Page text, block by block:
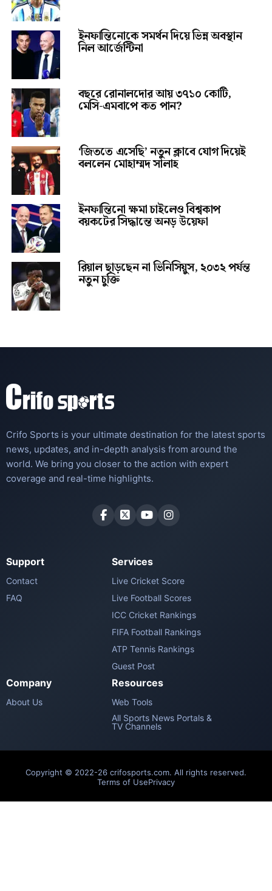
ইনফান্তিনোকে সমর্থন দিয়ে ভিন্ন অবস্থান
নিল আর্জেন্টিনা
বছরে রোনালদোর আয় ৩৭১০ কোটি,
মেসি-এমবাপে কত পান?
‘জিততে এসেছি’ নতুন ক্লাবে যোগ দিয়েই
বললেন মোহাম্মদ সালাহ
ইনফান্তিনো ক্ষমা চাইলেও বিশ্বকাপ
বয়কটের সিদ্ধান্তে অনড় উয়েফা
রিয়াল ছাড়ছেন না ভিনিসিয়ুস, ২০৩২ পর্যন্ত
নতুন চুক্তি
Crifo Sports is your ultimate destination for the latest sports
news, updates, and in-depth analysis from around the
world. We bring you closer to the action with expert
coverage and real-time highlights.
Support
Contact
FAQ
Services
Live Cricket Score
Live Football Scores
ICC Cricket Rankings
FIFA Football Rankings
ATP Tennis Rankings
Guest Post
Company
About Us
Resources
Web Tools
All Sports News Portals &
TV Channels
Copyright © 2022-26 crifosports.com. All rights reserved.
Terms of UsePrivacy